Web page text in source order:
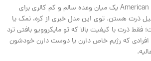
پاپ‌ کورن ساده American Garden یک میان‌ وعده سالم و کم‌ کالری برای
ذرت هستن. توی این مدل خبری از کره، نمک یا
ذرت با کیفیت بالا که تو مایکروویو بافتی ترد
افرادی که رژیم خاص دارن یا دوست دارن خودشون